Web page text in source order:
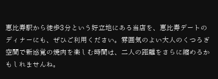
恵比寿駅から徒歩3分という好立地にある当店を、恵比寿デートの
ディナーにも、ぜひご利用ください。雰囲気のよい大人のくつろぎ
空間で新感覚の焼肉を楽しむ時間は、二人の距離をさらに縮めるか
もしれませんね。